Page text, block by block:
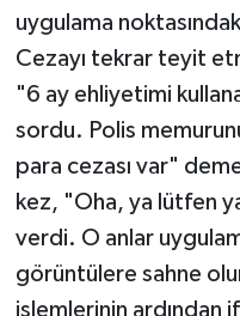
uygulama
Cezayı tekrar teyit
"6 ay ehliyetimi
sordu. Polis
para cezası var"
kez, "Oha, ya lütfen
verdi. O anlar
görüntülere sahne
işlemlerinin ardından